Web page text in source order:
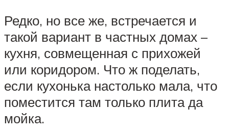
Редко, но все же, встречается и
такой вариант в частных домах –
кухня, совмещенная с прихожей
или коридором. Что ж поделать,
если кухонька настолько мала, что
поместится там только плита да
мойка.